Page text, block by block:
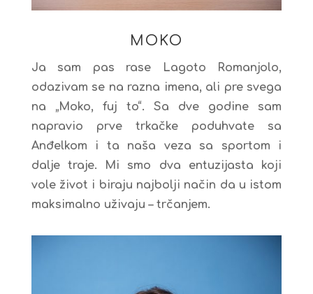
MOKO
Ja sam pas rase Lagoto Romanjolo,
odazivam se na razna imena, ali pre svega
na „Moko, fuj to“. Sa dve godine sam
napravio prve trkačke poduhvate sa
Anđelkom i ta naša veza sa sportom i
dalje traje. Mi smo dva entuzijasta koji
vole život i biraju najbolji način da u istom
maksimalno uživaju – trčanjem.